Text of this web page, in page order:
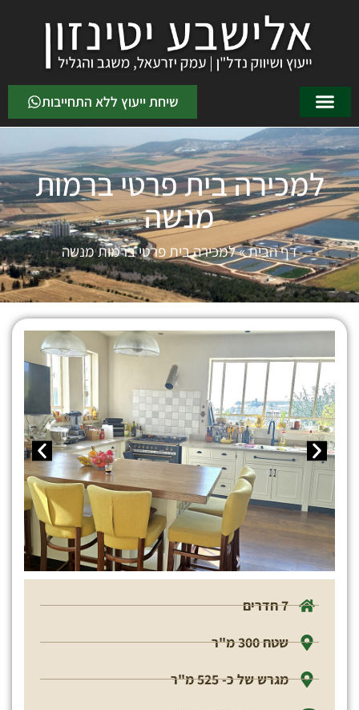
שיחת ייעוץ ללא התחייבות
למכירה בית פרטי ברמות
מנשה
דף הבית»למכירה בית פרטי ברמות מנשה
7 חדרים
שטח 300 מ"ר
מגרש של כ- 525 מ"ר